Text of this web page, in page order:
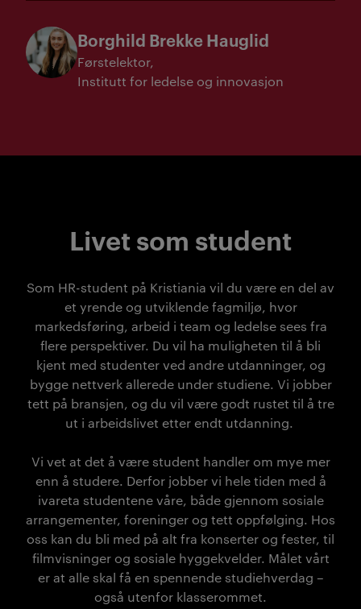
Borghild Brekke Hauglid
Førstelektor
Institutt for ledelse og innovasjon
Livet som student
Som HR-student på Kristiania vil du være en del av
et yrende og utviklende fagmiljø, hvor
markedsføring, arbeid i team og ledelse sees fra
flere perspektiver. Du vil ha muligheten til å bli
kjent med studenter ved andre utdanninger, og
bygge nettverk allerede under studiene. Vi jobber
tett på bransjen, og du vil være godt rustet til å tre
ut i arbeidslivet etter endt utdanning.
Vi vet at det å være student handler om mye mer
enn å studere. Derfor jobber vi hele tiden med å
ivareta studentene våre, både gjennom sosiale
arrangementer, foreninger og tett oppfølging. Hos
oss kan du bli med på alt fra konserter og fester, til
filmvisninger og sosiale hyggekvelder. Målet vårt
er at alle skal få en spennende studiehverdag –
også utenfor klasserommet.